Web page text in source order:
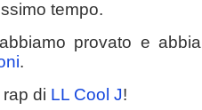
tempo.
provato e
.
di LL Cool J!